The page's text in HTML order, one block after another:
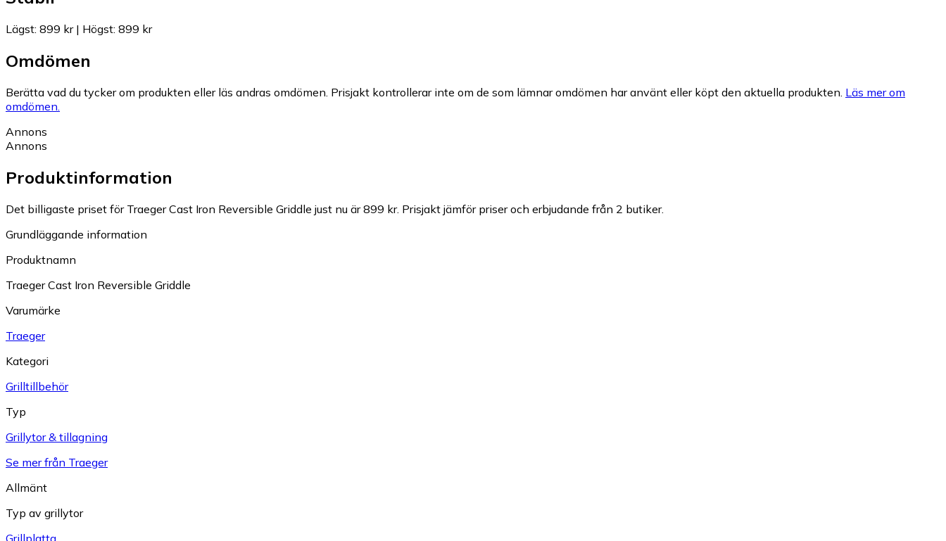
Lägst: 899 kr| Högst: 899 kr
Omdömen
Berätta vad du tycker om produkten eller läs andras omdömen. Prisjakt kontrollerar inte om de som lämnar omdömen har använt eller köpt den aktuella produkten. Läs mer om
omdömen.
Annons
Annons
Produktinformation
Det billigaste priset för Traeger Cast Iron Reversible Griddle just nu är 899 kr. Prisjakt jämför priser och erbjudande från 2 butiker.
Grundläggande information
Produktnamn
Traeger Cast Iron Reversible Griddle
Varumärke
Traeger
Kategori
Grilltillbehör
Typ
Grillytor & tillagning
Se mer från Traeger
Allmänt
Typ av grillytor
Grillplatta